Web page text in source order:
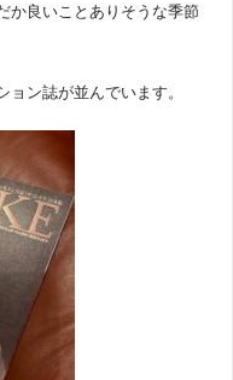
か良いことありそうな季節
ン誌が並んでいます。